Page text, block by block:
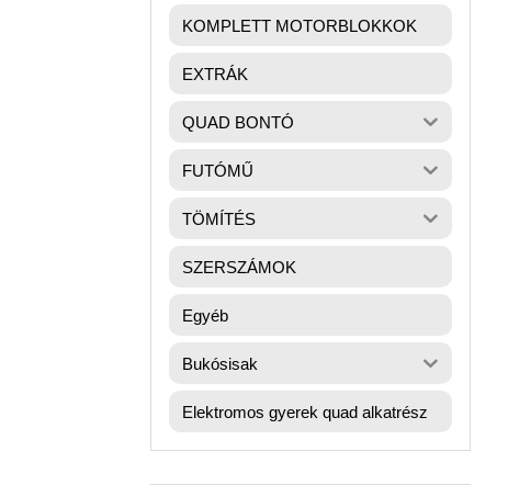
KOMPLETT MOTORBLOKKOK
EXTRÁK
QUAD BONTÓ
FUTÓMŰ
TÖMÍTÉS
SZERSZÁMOK
Egyéb
Bukósisak
Elektromos gyerek quad alkatrész